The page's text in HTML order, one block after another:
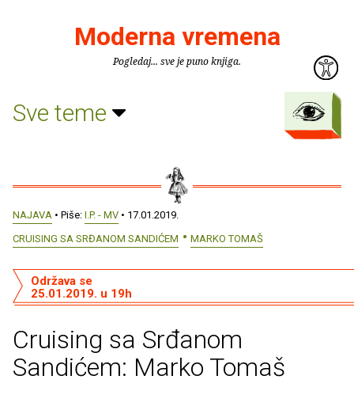
Moderna vremena
Pogledaj... sve je puno knjiga.
Sve teme
NAJAVA • Piše: I.P. - MV • 17.01.2019.
CRUISING SA SRĐANOM SANDIĆEM
MARKO TOMAŠ
Cruising sa Srđanom
Sandićem: Marko Tomaš
Održava se
25.01.2019. u 19h